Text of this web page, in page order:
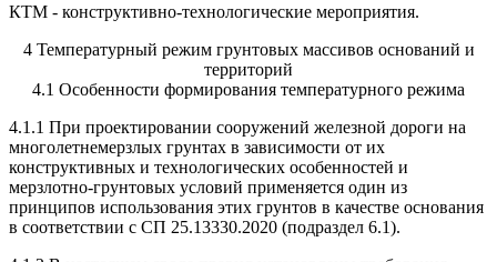
КТМ - конструктивно-технологические мероприятия.
4 Температурный режим грунтовых массивов оснований и
территорий
4.1 Особенности формирования температурного режима
4.1.1 При проектировании сооружений железной дороги на
многолетнемерзлых грунтах в зависимости от их
конструктивных и технологических особенностей и
мерзлотно-грунтовых условий применяется один из
принципов использования этих грунтов в качестве основания
в соответствии с СП 25.13330.2020 (подраздел 6.1).